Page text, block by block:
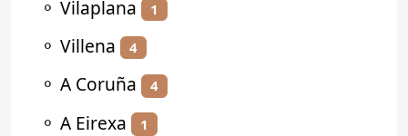
⚬ Vilaplana 1
⚬ Villena 4
⚬ A Coruña 4
⚬ A Eirexa 1